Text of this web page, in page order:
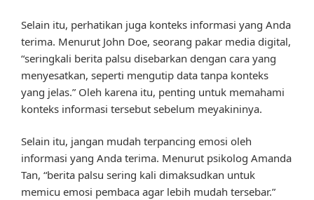
Selain itu, perhatikan juga konteks informasi yang Anda
terima. Menurut John Doe, seorang pakar media digital,
“seringkali berita palsu disebarkan dengan cara yang
menyesatkan, seperti mengutip data tanpa konteks
yang jelas.” Oleh karena itu, penting untuk memahami
konteks informasi tersebut sebelum meyakininya.
Selain itu, jangan mudah terpancing emosi oleh
informasi yang Anda terima. Menurut psikolog Amanda
Tan, “berita palsu sering kali dimaksudkan untuk
memicu emosi pembaca agar lebih mudah tersebar.”